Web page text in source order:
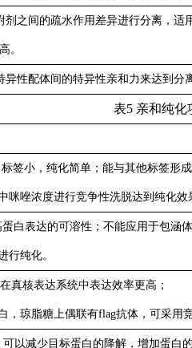
剂之间的疏水作用差异进行分离，
。
异性配体间的特异性亲和力来达到分
表5 亲和纯化
签小，纯化简单；能与其他标签形
咪唑浓度进行竞争性洗脱达到纯化效
白表达的可溶性；不能应用于包涵
行纯化。
真核表达系统中表达效率更高；
，琼脂糖上偶联有flag抗体，可采用
以减少目标蛋白的降解，增加蛋